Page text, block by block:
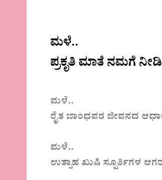
ಮಳೆ..
ಪ್ರಕೃತಿ ಮಾತೆ ನಮಗೆ
ಮಳೆ..
ರೈತ ಬಾಂಧವರ ಜೀವನದ
ಮಳೆ..
ಉತ್ಸಾಹ ಖುಷಿ ಸ್ಪೂರ್ತಿಗಳ